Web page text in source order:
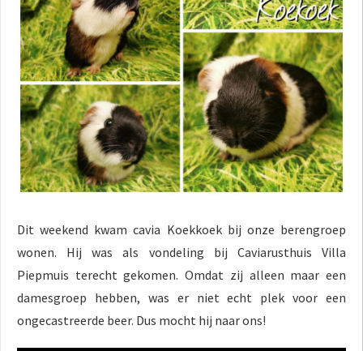
Dit weekend kwam cavia Koekkoek bij onze berengroep
wonen. Hij was als vondeling bij Caviarusthuis Villa
Piepmuis terecht gekomen. Omdat zij alleen maar een
damesgroep hebben, was er niet echt plek voor een
ongecastreerde beer. Dus mocht hij naar ons!